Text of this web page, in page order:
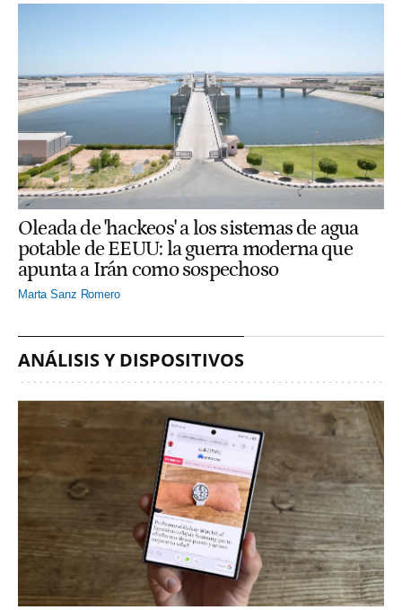
Oleada de 'hackeos' a los sistemas de agua
potable de EEUU: la guerra moderna que
apunta a Irán como sospechoso
Marta Sanz Romero
ANÁLISIS Y DISPOSITIVOS